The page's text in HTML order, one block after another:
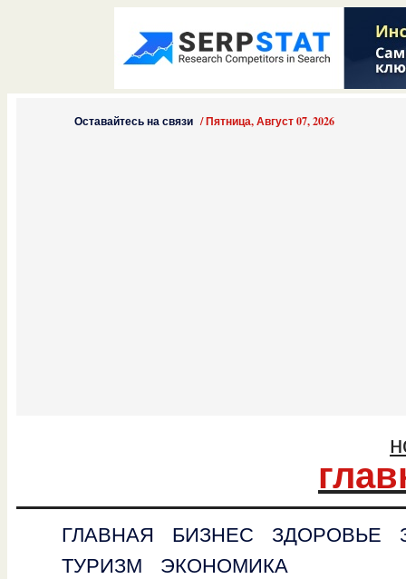
Оставайтесь на связи /Пятница, Август 07, 2026
ГЛАВНАЯ БИЗНЕС ЗДОРОВЬЕ
ТУРИЗМ
ЭКОНОМИКА